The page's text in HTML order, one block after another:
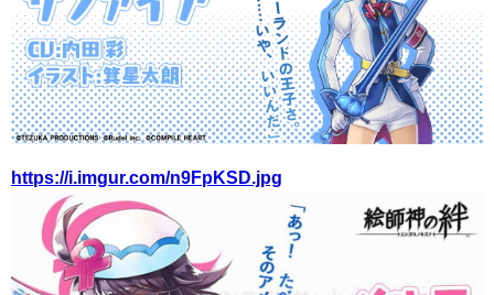
https://i.imgur.com/n9FpKSD.jpg